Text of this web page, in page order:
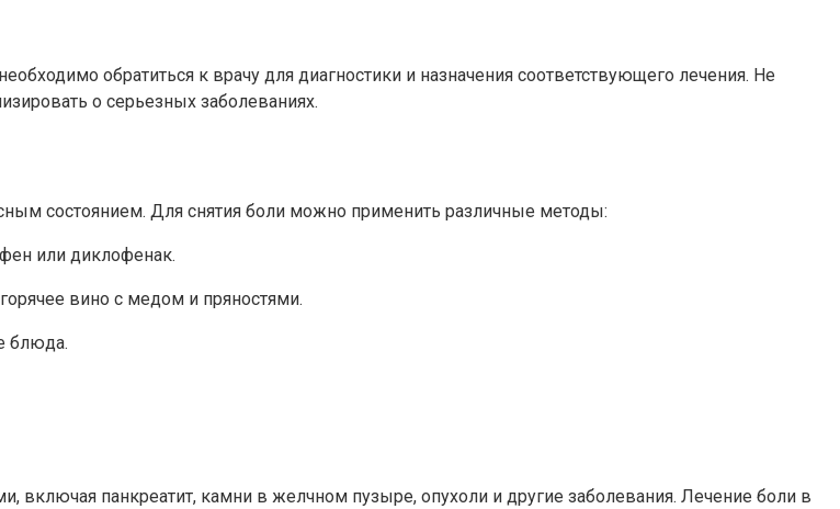
обратиться к врачу для диагностики и назначения соответствующего лечения. Не
о серьезных заболеваниях.
состоянием. Для снятия боли можно применить различные методы:
или диклофенак.
вино с медом и пряностями.
блюда.
панкреатит, камни в желчном пузыре, опухоли и другие заболевания. Лечение боли в